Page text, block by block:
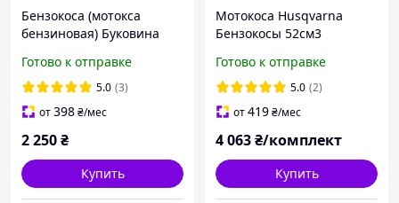
Бензокоса (мотокса
бензиновая) Буковина
4500 Вт объем 43 см3
Готово к отправке
5.0 (3)
от398₴/мес
2 250₴
Купить
Мотокоса Husqvarna
Бензокосы 52см3
(Мотокоса для высокой
травы) Триммеры для
травы садовые(Мотокоса
бензиновая)
Готово к отправке
5.0 (2)
от419₴/мес
4 063₴/комплект
Купить